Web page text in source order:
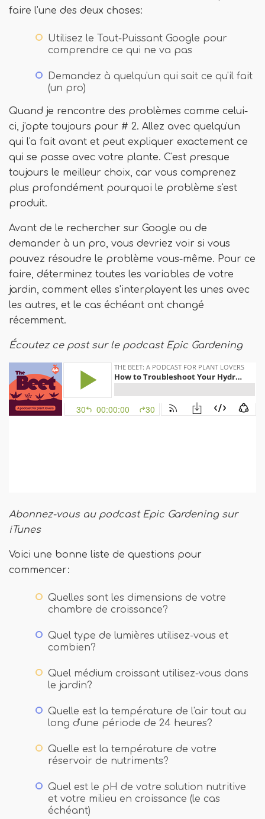
faire l'une des deux choses:
Utilisez le Tout-Puissant Google pour
comprendre ce qui ne va pas
Demandez à quelqu'un qui sait ce qu'il fait
(un pro)
Quand je rencontre des problèmes comme celui-
ci, j'opte toujours pour # 2. Allez avec quelqu'un
qui l'a fait avant et peut expliquer exactement ce
qui se passe avec votre plante. C'est presque
toujours le meilleur choix, car vous comprenez
plus profondément pourquoi le problème s'est
produit.
Avant de le rechercher sur Google ou de
demander à un pro, vous devriez voir si vous
pouvez résoudre le problème vous-même. Pour ce
faire, déterminez toutes les variables de votre
jardin, comment elles s'interplayent les unes avec
les autres, et le cas échéant ont changé
récemment.
Écoutez ce post sur le podcast Epic Gardening
Abonnez-vous au podcast Epic Gardening sur
iTunes
Voici une bonne liste de questions pour
commencer:
Quelles sont les dimensions de votre
chambre de croissance?
Quel type de lumières utilisez-vous et
combien?
Quel médium croissant utilisez-vous dans
le jardin?
Quelle est la température de l'air tout au
long d'une période de 24 heures?
Quelle est la température de votre
réservoir de nutriments?
Quel est le pH de votre solution nutritive
et votre milieu en croissance (le cas
échéant)